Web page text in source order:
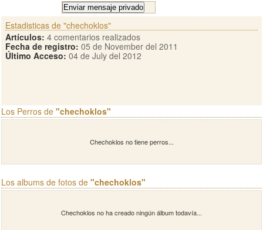
Estadisticas de "chechoklos"
Artículos: 4 comentarios realizados
Fecha de registro: 05 de November del 2011
Último Acceso: 04 de July del 2012
Los Perros de "chechoklos"
Chechoklos no tiene perros...
Los albums de fotos de "chechoklos"
Chechoklos no ha creado ningún álbum todavía...